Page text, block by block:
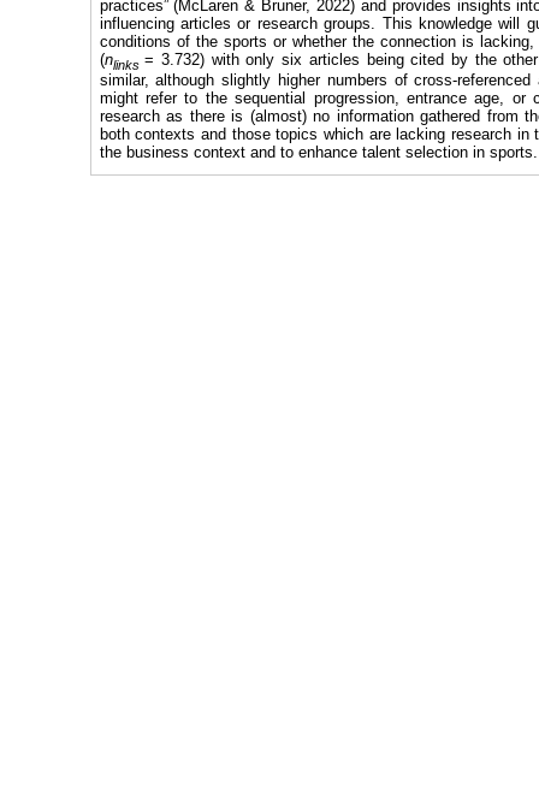
practices” (McLaren & Bruner, 2022) and provides insights
influencing articles or research groups. This knowledge will
conditions of the sports or whether the connection is
(nlinks = 3.732) with only six articles being cited by the
similar, although slightly higher numbers of cross-
might refer to the sequential progression, entrance age,
research as there is (almost) no information gathered from
both contexts and those topics which are lacking research
the business context and to enhance talent selection in sports.